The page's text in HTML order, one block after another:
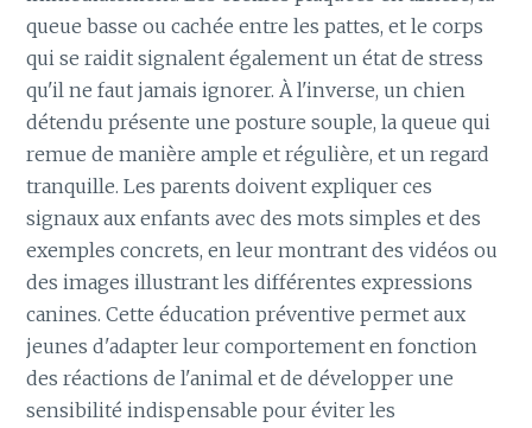
queue basse ou cachée entre les pattes, et le corps
qui se raidit signalent également un état de stress
qu'il ne faut jamais ignorer. À l'inverse, un chien
détendu présente une posture souple, la queue qui
remue de manière ample et régulière, et un regard
tranquille. Les parents doivent expliquer ces
signaux aux enfants avec des mots simples et des
exemples concrets, en leur montrant des vidéos ou
des images illustrant les différentes expressions
canines. Cette éducation préventive permet aux
jeunes d'adapter leur comportement en fonction
des réactions de l'animal et de développer une
sensibilité indispensable pour éviter les